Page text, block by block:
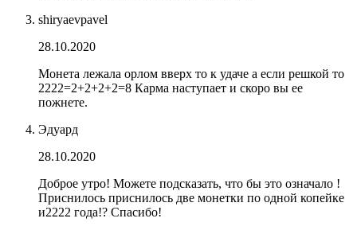
shiryaevpavel
28.10.2020
Монета лежала орлом вверх то к удаче а если решкой то
2222=2+2+2+2=8 Карма наступает и скоро вы ее
пожнете.
Эдуард
28.10.2020
Доброе утро! Можете подсказать, что бы это означало !
Приснилось приснилось две монетки по одной копейке
и2222 года!? Спасибо!